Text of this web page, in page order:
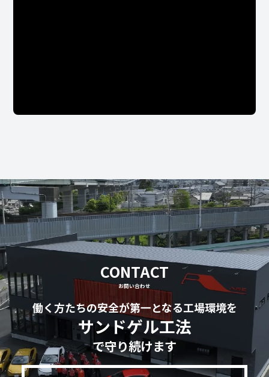
CONTACT
お問い合わせ
働く方たちの安全が第一となる工場環境を
サンドゲル工法
で守り続けます